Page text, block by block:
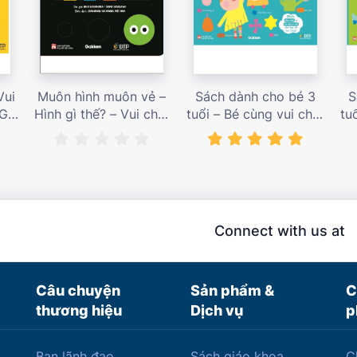
Muôn hình muôn vẻ –
Hình gì thế? – Vui chơi
Sách dành cho bé 3
tuổi – Bé cùng vui chơi
luyện tập – Sách vui
chơi tương tác tăng
Connect with us at
Câu chuyện
thương hiệu
Sản phẩm &
Dịch vụ